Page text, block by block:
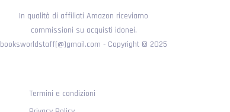
In qualità di affiliati Amazon riceviamo
commissioni su acquisti idonei.
booksworldstaff[@]gmail.com - Copyright © 2025
Termini e condizioni